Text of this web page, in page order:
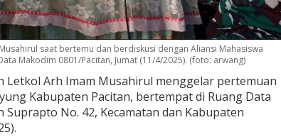
saat bertemu dan berdiskusi dengan Aliansi Mahasiswa
Makodim 0801/Pacitan, Jumat (11/4/2025). (foto: arwang)
Letkol Arh Imam Musahirul menggelar pertemuan
Kabupaten Pacitan, bertempat di Ruang Data
Suprapto No. 42, Kecamatan dan Kabupaten